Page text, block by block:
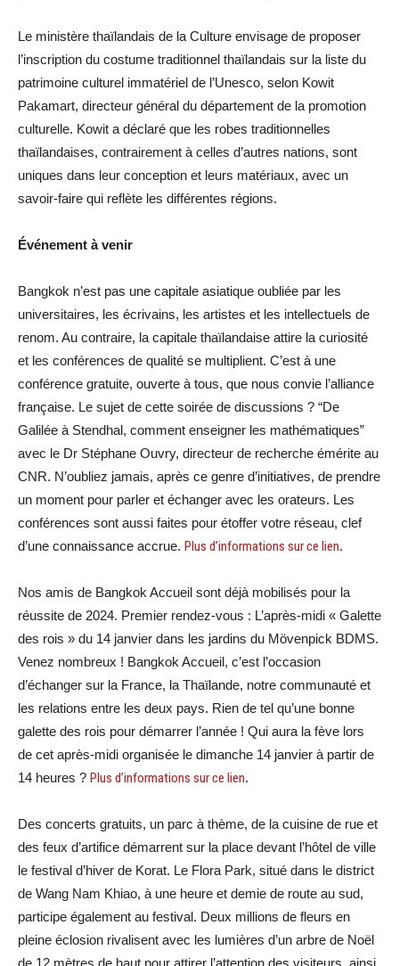
Le ministère thaïlandais de la Culture envisage de proposer
l’inscription du costume traditionnel thaïlandais sur la liste du
patrimoine culturel immatériel de l’Unesco, selon Kowit
Pakamart, directeur général du département de la promotion
culturelle. Kowit a déclaré que les robes traditionnelles
thaïlandaises, contrairement à celles d’autres nations, sont
uniques dans leur conception et leurs matériaux, avec un
savoir-faire qui reflète les différentes régions.
Événement à venir
Bangkok n’est pas une capitale asiatique oubliée par les
universitaires, les écrivains, les artistes et les intellectuels de
renom. Au contraire, la capitale thaïlandaise attire la curiosité
et les conférences de qualité se multiplient. C’est à une
conférence gratuite, ouverte à tous, que nous convie l’alliance
française. Le sujet de cette soirée de discussions ? “De
Galilée à Stendhal, comment enseigner les mathématiques”
avec le Dr Stéphane Ouvry, directeur de recherche émérite au
CNR. N’oubliez jamais, après ce genre d’initiatives, de prendre
un moment pour parler et échanger avec les orateurs. Les
conférences sont aussi faites pour étoffer votre réseau, clef
d’une connaissance accrue. Plus d’informations sur ce lien.
Nos amis de Bangkok Accueil sont déjà mobilisés pour la
réussite de 2024. Premier rendez-vous : L’après-midi « Galette
des rois » du 14 janvier dans les jardins du Mövenpick BDMS.
Venez nombreux ! Bangkok Accueil, c’est l’occasion
d’échanger sur la France, la Thaïlande, notre communauté et
les relations entre les deux pays. Rien de tel qu’une bonne
galette des rois pour démarrer l’année ! Qui aura la fève lors
de cet après-midi organisée le dimanche 14 janvier à partir de
14 heures ? Plus d’informations sur ce lien.
Des concerts gratuits, un parc à thème, de la cuisine de rue et
des feux d’artifice démarrent sur la place devant l’hôtel de ville
le festival d’hiver de Korat. Le Flora Park, situé dans le district
de Wang Nam Khiao, à une heure et demie de route au sud,
participe également au festival. Deux millions de fleurs en
pleine éclosion rivalisent avec les lumières d’un arbre de Noël